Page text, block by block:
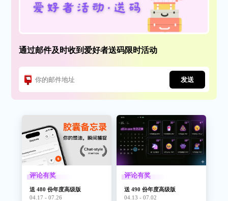
通过邮件及时收到爱好者送码限时活动
发送
评论有奖
送 480 份年度高级版
04.17 - 07.26
评论有奖
送 490 份年度高级版
04.13 - 07.02